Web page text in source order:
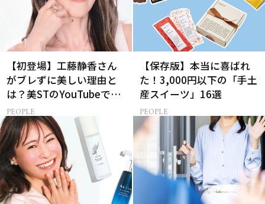
【初登場】工藤静香さん
がブレずに美しい理由と
は？美STのYouTubeでは
ALL私物の「ポーチの中
身」も大公開！
PEOPLE
【保存版】本当に喜ばれ
た！3,000円以下の「手土
産スイーツ」16選
PEOPLE